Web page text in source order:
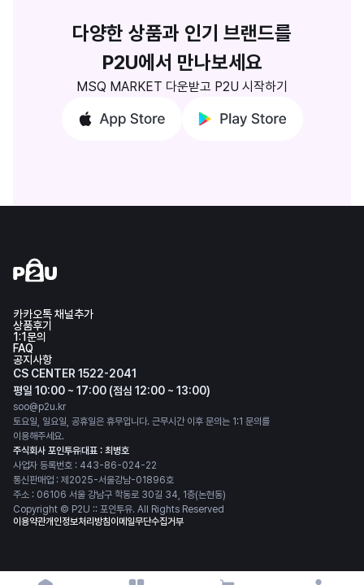
카카오톡 채널추가
상품후기
1:1문의
FAQ
공지사항
CS CENTER 1522-2041
평일 10:00 ~ 17:00 (점심 12:00 ~ 13:00)
soo@p2u.kr
토요일, 일요일, 공휴일은 휴무입니다. 근무시간 이후 문의는 1:1 문의를
이용해주세요.
주식회사 포인투유대표 : 최병호
사업자 등록번호 : 443-86-024-22
통신판매업 : 제2025-서울강남-01896호
주소 : 06106 서울 강남구 학동로 30길 34, 1층(논현동)
Copyright © P2U :: 포인투유. All Rights Reserved
이용약관개인정보처리방침이메일무단수집거부